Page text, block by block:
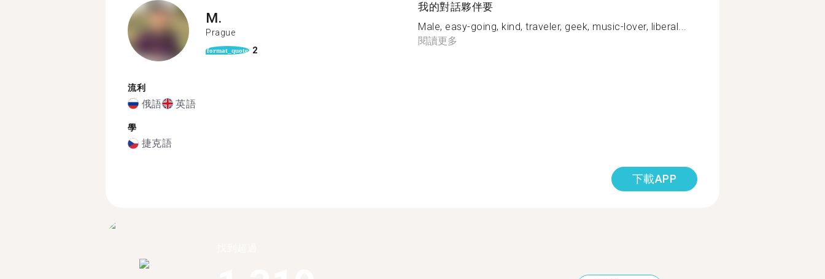
M.
Prague
format_quote 2
流利
俄語 英語
學
捷克語
我的對話夥伴要
Male, easy-going, kind, traveler, geek, music-lover, liberal...
閱讀更多
下載APP